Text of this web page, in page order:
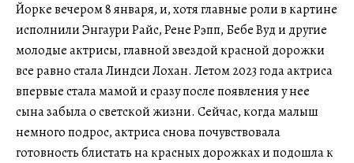
Йорке вечером 8 января, и, хотя главные роли в картине
исполнили Энгаури Райс, Рене Рэпп, Бебе Вуд и другие
молодые актрисы, главной звездой красной дорожки
все равно стала Линдси Лохан. Летом 2023 года актриса
впервые стала мамой и сразу после появления у нее
сына забыла о светской жизни. Сейчас, когда малыш
немного подрос, актриса снова почувствовала
готовность блистать на красных дорожках и подошла к